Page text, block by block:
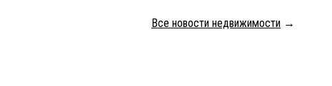
Все новости недвижимости →